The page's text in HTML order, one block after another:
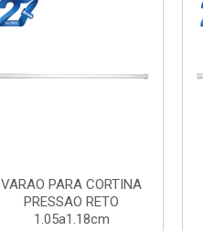
VARAO PARA CORTINA
PRESSAO RETO
1.20a1.33cm